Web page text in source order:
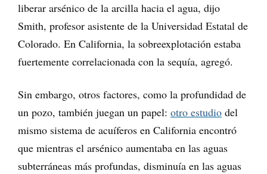
liberar arsénico de la arcilla hacia el agua, dijo
Smith, profesor asistente de la Universidad Estatal de
Colorado. En California, la sobreexplotación estaba
fuertemente correlacionada con la sequía, agregó.
Sin embargo, otros factores, como la profundidad de
un pozo, también juegan un papel: otro estudio del
mismo sistema de acuíferos en California encontró
que mientras el arsénico aumentaba en las aguas
subterráneas más profundas, disminuía en las aguas